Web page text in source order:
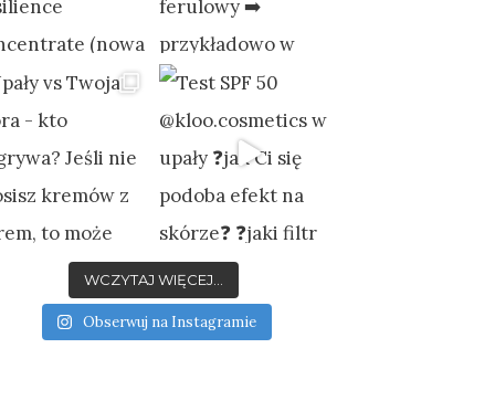
WCZYTAJ WIĘCEJ...
Obserwuj na Instagramie